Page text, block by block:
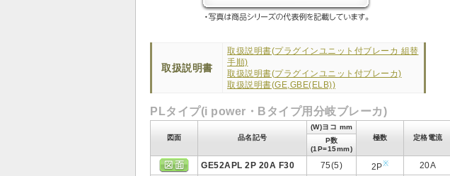
取扱説明書
取扱説明書(プラグインユニット付ブレーカ 組替
手順)
取扱説明書(プラグインユニット付ブレーカ)
取扱説明書(GE,GBE(ELB))
PLタイプ(i power・Bタイプ用分岐ブレーカ)
図面 品名記号
(W)ヨコ mm
極数
定格電流
P数
(1P=15mm)
GE52APL 2P 20A F30 75(5) 2P※ 20A